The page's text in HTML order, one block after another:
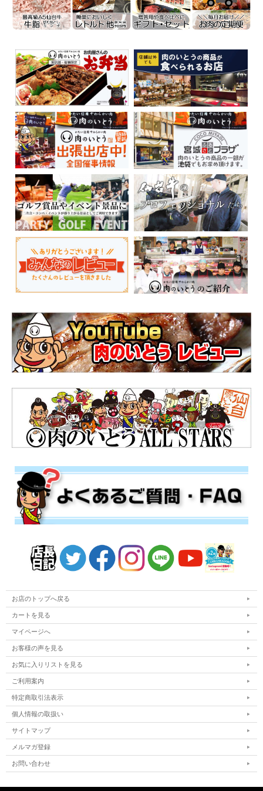
お店のトップへ戻る
カートを見る
マイページへ
お客様の声を見る
お気に入りリストを見る
ご利用案内
特定商取引法表示
個人情報の取扱い
サイトマップ
メルマガ登録
お問い合わせ